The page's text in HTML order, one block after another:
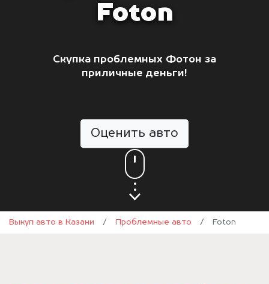
Foton
Скупка проблемных Фотон за
приличные деньги!
Оценить авто
Выкуп авто в Казани / Проблемные авто / Foton